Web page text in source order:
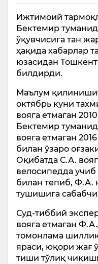
Ижтимоий
Бектемир
ўқувчисига тан
ҳақида хабарлар
юзасидан
билдирди.
Маълум
октябрь куни
вояга етмаган
Бектемир
вояга етмаган
билан ўзаро
Оқибатда С.А.
велосипедда учиб
билан тепиб, Ф.А.
тушишига сабабчи
Суд-тиббий
вояга етмаган
томонлама
яраси, юқори жағ
тиши тўлиқ